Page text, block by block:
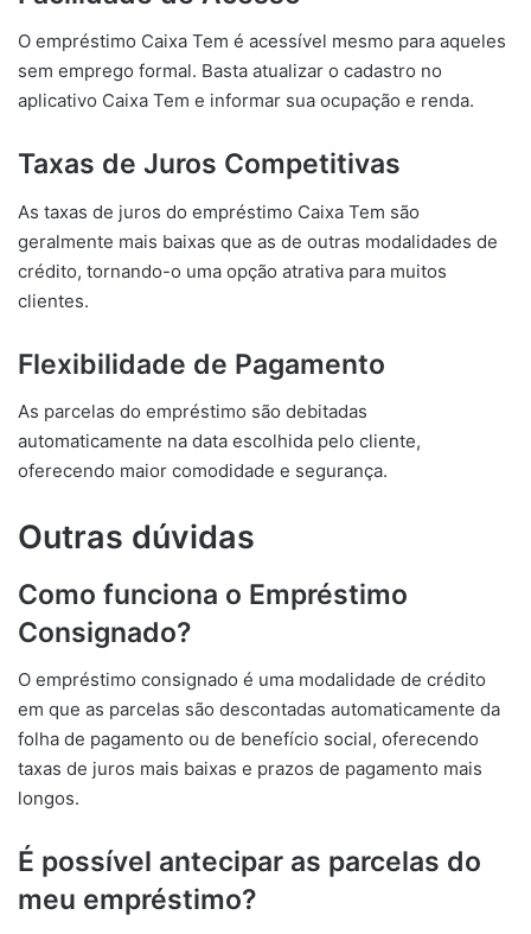
O empréstimo Caixa Tem é acessível mesmo para aqueles
sem emprego formal. Basta atualizar o cadastro no
aplicativo Caixa Tem e informar sua ocupação e renda.
Taxas de Juros Competitivas
As taxas de juros do empréstimo Caixa Tem são
geralmente mais baixas que as de outras modalidades de
crédito, tornando-o uma opção atrativa para muitos
clientes.
Flexibilidade de Pagamento
As parcelas do empréstimo são debitadas
automaticamente na data escolhida pelo cliente,
oferecendo maior comodidade e segurança.
Outras dúvidas
Como funciona o Empréstimo
Consignado?
O empréstimo consignado é uma modalidade de crédito
em que as parcelas são descontadas automaticamente da
folha de pagamento ou de benefício social, oferecendo
taxas de juros mais baixas e prazos de pagamento mais
longos.
É possível antecipar as parcelas do
meu empréstimo?